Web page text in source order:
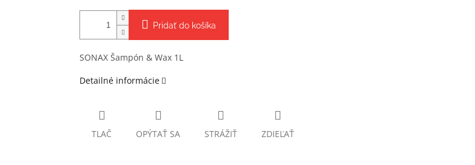
Pridať do košíka
SONAX Šampón & Wax 1L
Detailné informácie
TLAČ OPÝTAŤ SA STRÁŽIŤ ZDIEĽAŤ